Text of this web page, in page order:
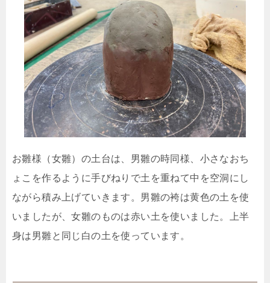
お雛様（女雛）の土台は、男雛の時同様、小さなおち
ょこを作るように手びねりで土を重ねて中を空洞にし
ながら積み上げていきます。男雛の袴は黄色の土を使
いましたが、女雛のものは赤い土を使いました。上半
身は男雛と同じ白の土を使っています。